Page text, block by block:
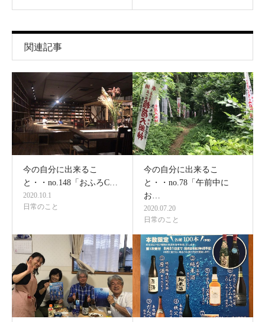
関連記事
今の自分に出来るこ
と・・no.148「おふろC…
2020.10.1
日常のこと
今の自分に出来るこ
と・・no.78「午前中に
お…
2020.07.20
日常のこと